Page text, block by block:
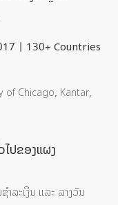
| 130+ Countries
of Chicago, Kantar,
ປຂອງແຜງ
ຳລະເງິນ ແລະ ລາງວັນ